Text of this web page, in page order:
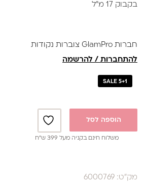
בקבוק 17 מ"ל
חברות GlamPro צוברות נקודות
להתחברות / להרשמה
SALE 5+1
הוספה לסל
משלוח חינם בקניה מעל 399 ש”ח
מק"ט: 6000769